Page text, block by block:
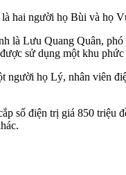
hai người họ Bùi và họ
là Lưu Quang Quân,
sử dụng một khu
họ Lý, nhân viên
số điện trị giá 850